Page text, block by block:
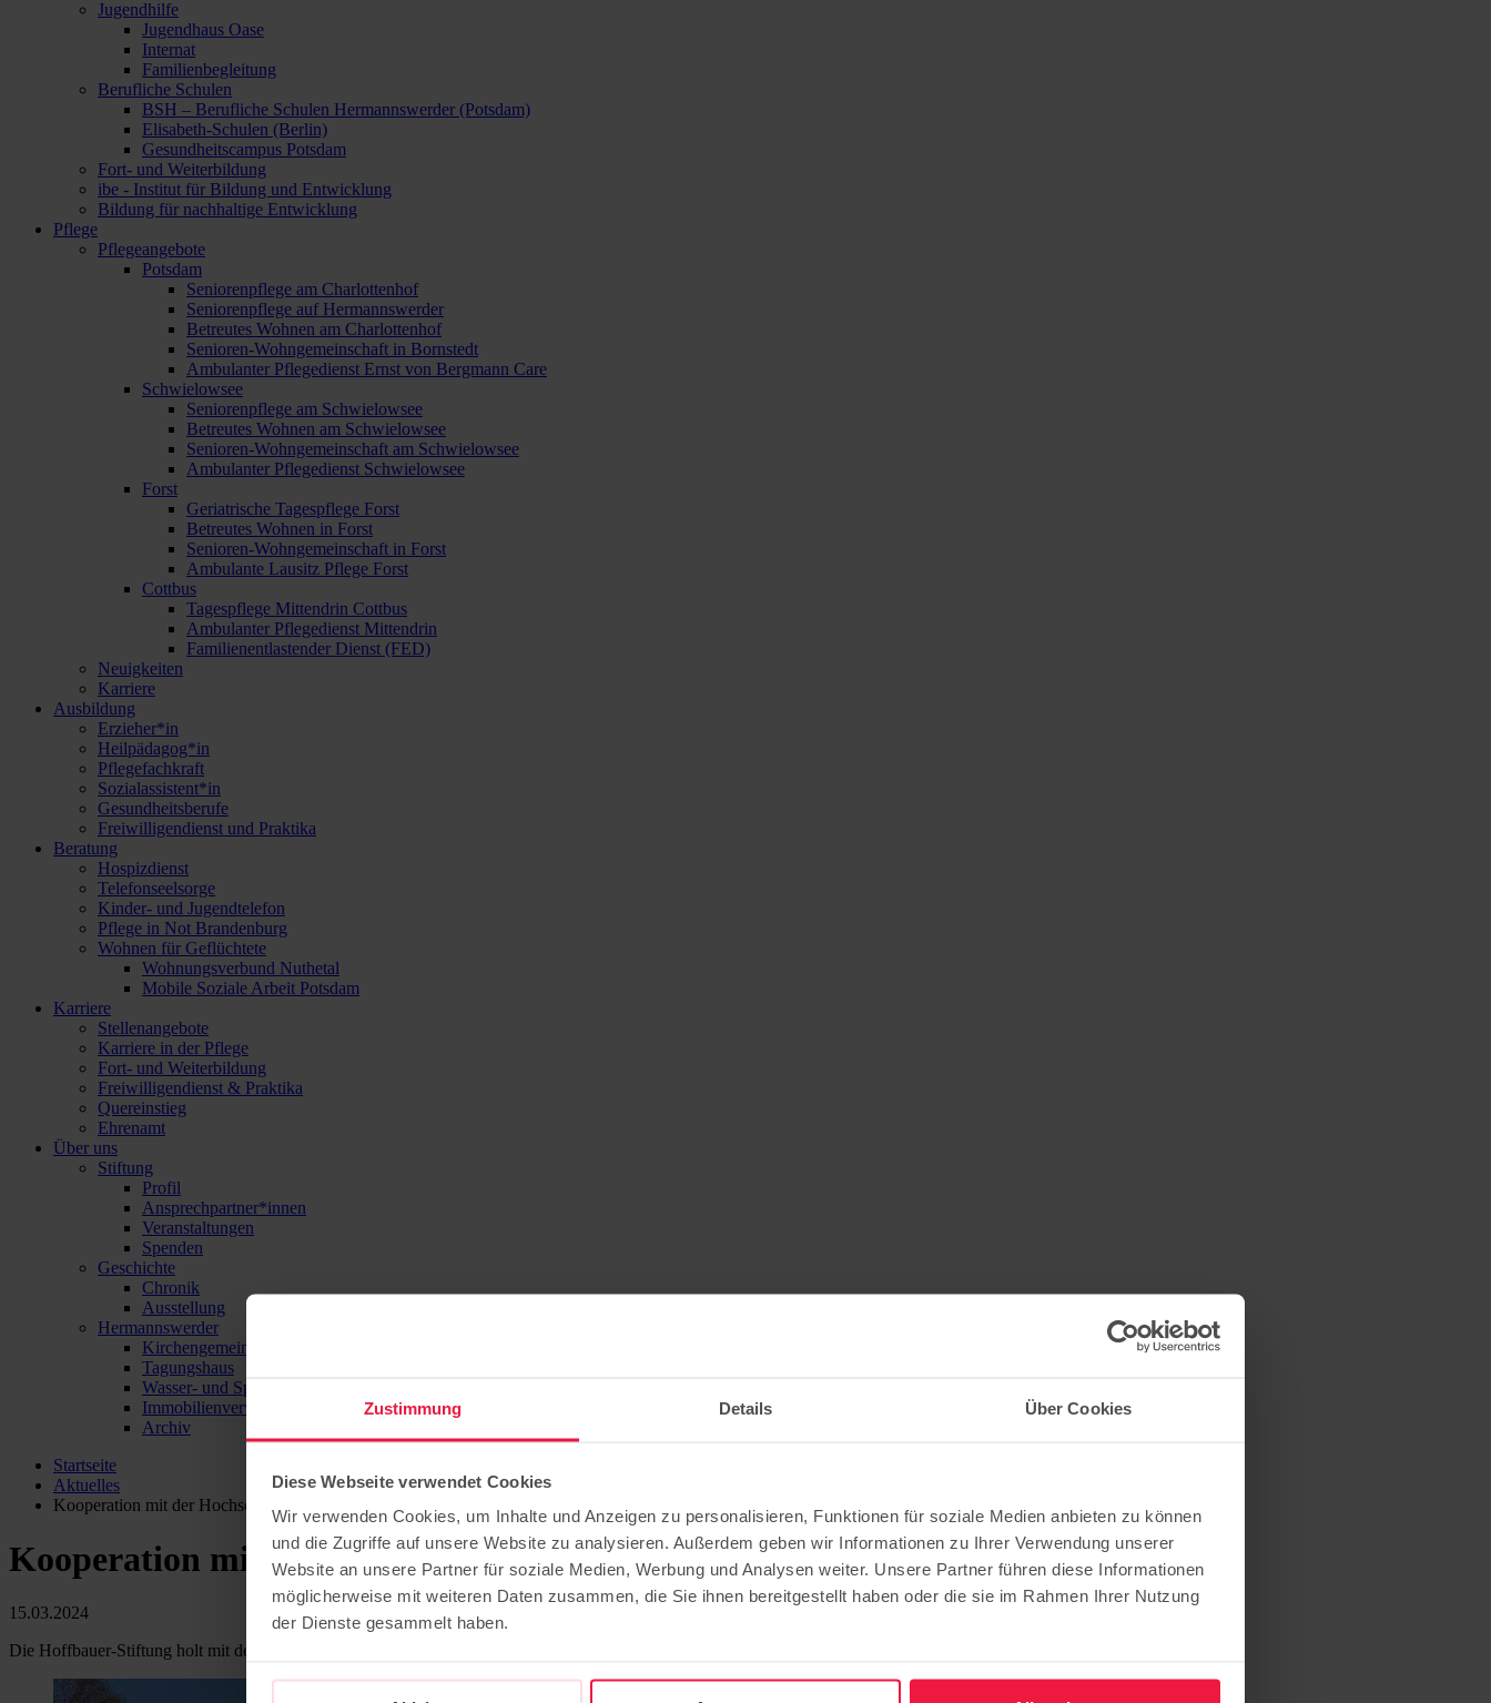
Zustimmung Details Über Cookies
Diese Webseite verwendet Cookies
Wir verwenden Cookies, um Inhalte und Anzeigen zu personalisieren, Funktionen für soziale Medien anbieten zu können
und die Zugriffe auf unsere Website zu analysieren. Außerdem geben wir Informationen zu Ihrer Verwendung unserer
Website an unsere Partner für soziale Medien, Werbung und Analysen weiter. Unsere Partner führen diese Informationen
möglicherweise mit weiteren Daten zusammen, die Sie ihnen bereitgestellt haben oder die sie im Rahmen Ihrer Nutzung
der Dienste gesammelt haben.
Jugendhilfe
Jugendhaus Oase
Internat
Familienbegleitung
Berufliche Schulen
BSH – Berufliche Schulen Hermannswerder (Potsdam)
Elisabeth-Schulen (Berlin)
Gesundheitscampus Potsdam
Fort- und Weiterbildung
ibe - Institut für Bildung und Entwicklung
Bildung für nachhaltige Entwicklung
Pflege
Pflegeangebote
Potsdam
Seniorenpflege am Charlottenhof
Seniorenpflege auf Hermannswerder
Betreutes Wohnen am Charlottenhof
Senioren-Wohngemeinschaft in Bornstedt
Ambulanter Pflegedienst Ernst von Bergmann Care
Schwielowsee
Seniorenpflege am Schwielowsee
Betreutes Wohnen am Schwielowsee
Senioren-Wohngemeinschaft am Schwielowsee
Ambulanter Pflegedienst Schwielowsee
Forst
Geriatrische Tagespflege Forst
Betreutes Wohnen in Forst
Senioren-Wohngemeinschaft in Forst
Ambulante Lausitz Pflege Forst
Cottbus
Tagespflege Mittendrin Cottbus
Ambulanter Pflegedienst Mittendrin
Familienentlastender Dienst (FED)
Neuigkeiten
Karriere
Ausbildung
Erzieher*in
Heilpädagog*in
Pflegefachkraft
Sozialassistent*in
Gesundheitsberufe
Freiwilligendienst und Praktika
Beratung
Hospizdienst
Telefonseelsorge
Kinder- und Jugendtelefon
Pflege in Not Brandenburg
Wohnen für Geflüchtete
Wohnungsverbund Nuthetal
Mobile Soziale Arbeit Potsdam
Karriere
Stellenangebote
Karriere in der Pflege
Fort- und Weiterbildung
Freiwilligendienst & Praktika
Quereinstieg
Ehrenamt
Über uns
Stiftung
Profil
Ansprechpartner*innen
Veranstaltungen
Spenden
Geschichte
Chronik
Ausstellung
Hermannswerder
Kirchengemeinde
Tagungshaus
Wasser- und Sport-Zentrum Hermannswerder
Immobilienverwaltung
Archiv
Startseite
Aktuelles
Kooperation mit der Hochschule Döpfer
Kooperation mit der Hochschule Döpfer
15.03.2024
Die Hoffbauer-Stiftung holt mit der HSD Hochschule Döpfer einen erfahrenen Bildungsanbieter auf die Insel Hermannswerder